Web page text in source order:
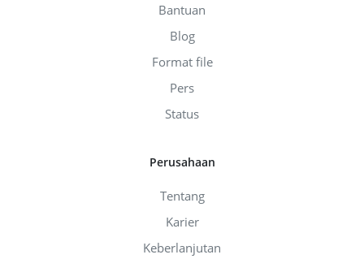
Bantuan
Blog
Format file
Pers
Status
Perusahaan
Tentang
Karier
Keberlanjutan